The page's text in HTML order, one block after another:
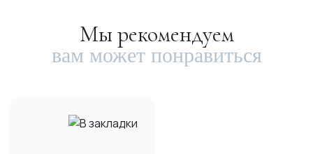
Мы рекомендуем
вам может понравиться